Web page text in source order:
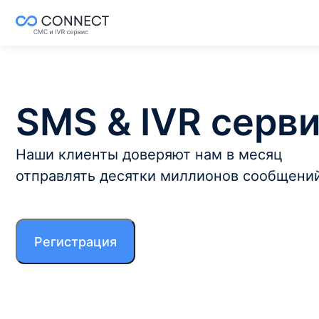
SMS & IVR
Наши клиенты доверяют нам в месяц
отправлять десятки миллионов
Регистрация